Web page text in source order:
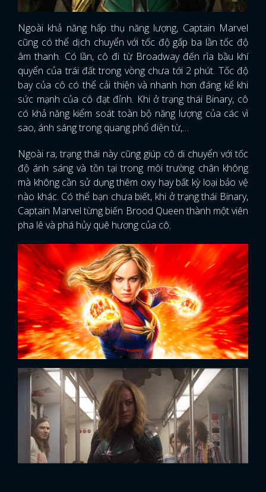
Ngoài khả năng hấp thụ năng lượng, Captain Marvel
cũng có thể dịch chuyển với tốc độ gấp ba lần tốc độ
âm thanh. Có lần, cô đi từ Broadway đến rìa bầu khí
quyển của trái đất trong vòng chưa tới 2 phút. Tốc độ
bay của cô có thể cải thiện và nhanh hơn đáng kể khi
sức mạnh của cô đạt đỉnh. Khi ở trạng thái Binary, cô
có khả năng kiểm soát toàn bộ năng lượng của các vì
sao, ánh sáng trong quang phổ điện từ,…
Ngoài ra, trạng thái này cũng giúp cô di chuyển với tốc
độ ánh sáng và tồn tại trong môi trường chân không
mà không cần sử dụng thêm oxy hay bất kỳ loại bảo vệ
nào khác. Có thể bạn chưa biết, khi ở trạng thái Binary,
Captain Marvel từng biến Brood Queen thành một viên
pha lê và phá hủy quê hương của cô.